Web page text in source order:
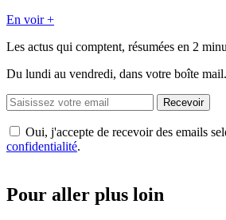
En voir +
Les actus qui comptent, résumées en 2
Du lundi au vendredi, dans votre boîte mail.
Recevoir
Oui, j'accepte de recevoir des emails
confidentialité.
Pour aller plus loin